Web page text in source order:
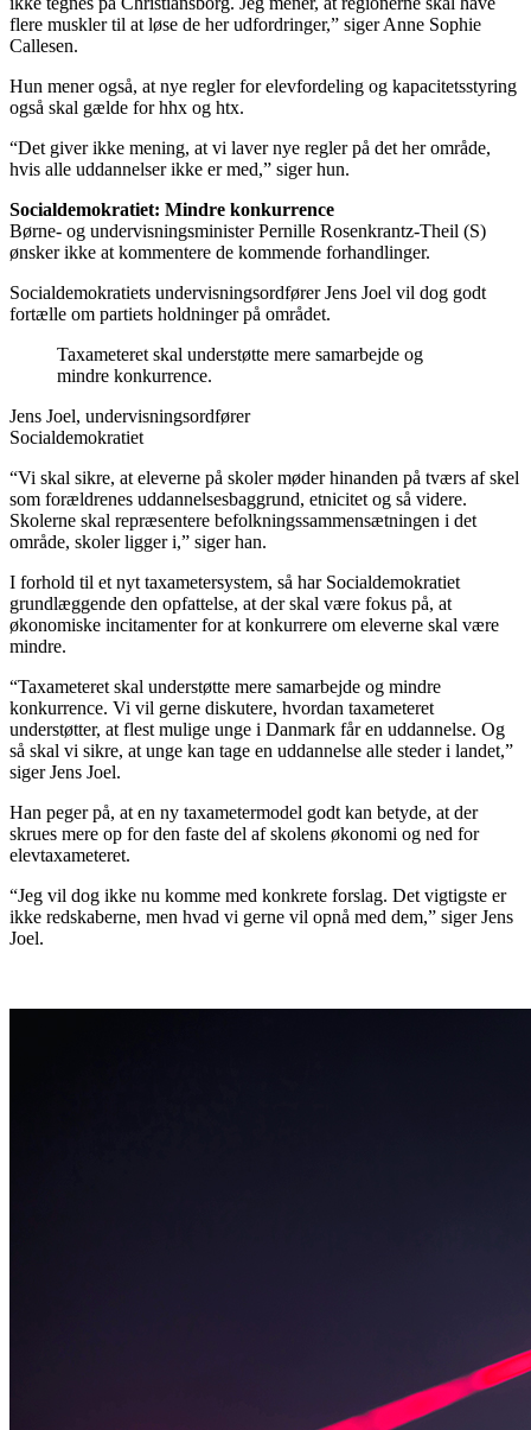
flere muskler til at løse de her udfordringer,” siger Anne Sophie
Callesen.
Hun mener også, at nye regler for elevfordeling og kapacitetsstyring
også skal gælde for hhx og htx.
“Det giver ikke mening, at vi laver nye regler på det her område,
hvis alle uddannelser ikke er med,” siger hun.
Socialdemokratiet: Mindre konkurrence
Børne- og undervisningsminister Pernille Rosenkrantz-Theil (S)
ønsker ikke at kommentere de kommende forhandlinger.
Socialdemokratiets undervisningsordfører Jens Joel vil dog godt
fortælle om partiets holdninger på området.
Taxameteret skal understøtte mere samarbejde og
mindre konkurrence.
Jens Joel, undervisningsordfører
Socialdemokratiet
“Vi skal sikre, at eleverne på skoler møder hinanden på tværs af skel
som forældrenes uddannelsesbaggrund, etnicitet og så videre.
Skolerne skal repræsentere befolkningssammensætningen i det
område, skoler ligger i,” siger han.
I forhold til et nyt taxametersystem, så har Socialdemokratiet
grundlæggende den opfattelse, at der skal være fokus på, at
økonomiske incitamenter for at konkurrere om eleverne skal være
mindre.
“Taxameteret skal understøtte mere samarbejde og mindre
konkurrence. Vi vil gerne diskutere, hvordan taxameteret
understøtter, at flest mulige unge i Danmark får en uddannelse. Og
så skal vi sikre, at unge kan tage en uddannelse alle steder i landet,”
siger Jens Joel.
Han peger på, at en ny taxametermodel godt kan betyde, at der
skrues mere op for den faste del af skolens økonomi og ned for
elevtaxameteret.
“Jeg vil dog ikke nu komme med konkrete forslag. Det vigtigste er
ikke redskaberne, men hvad vi gerne vil opnå med dem,” siger Jens
Joel.